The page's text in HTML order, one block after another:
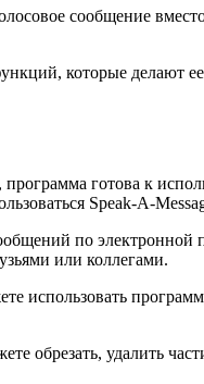
сообщение
которые делают
готова к
Speak-A-
по электронной
или коллегами.
использовать
обрезать, удалить